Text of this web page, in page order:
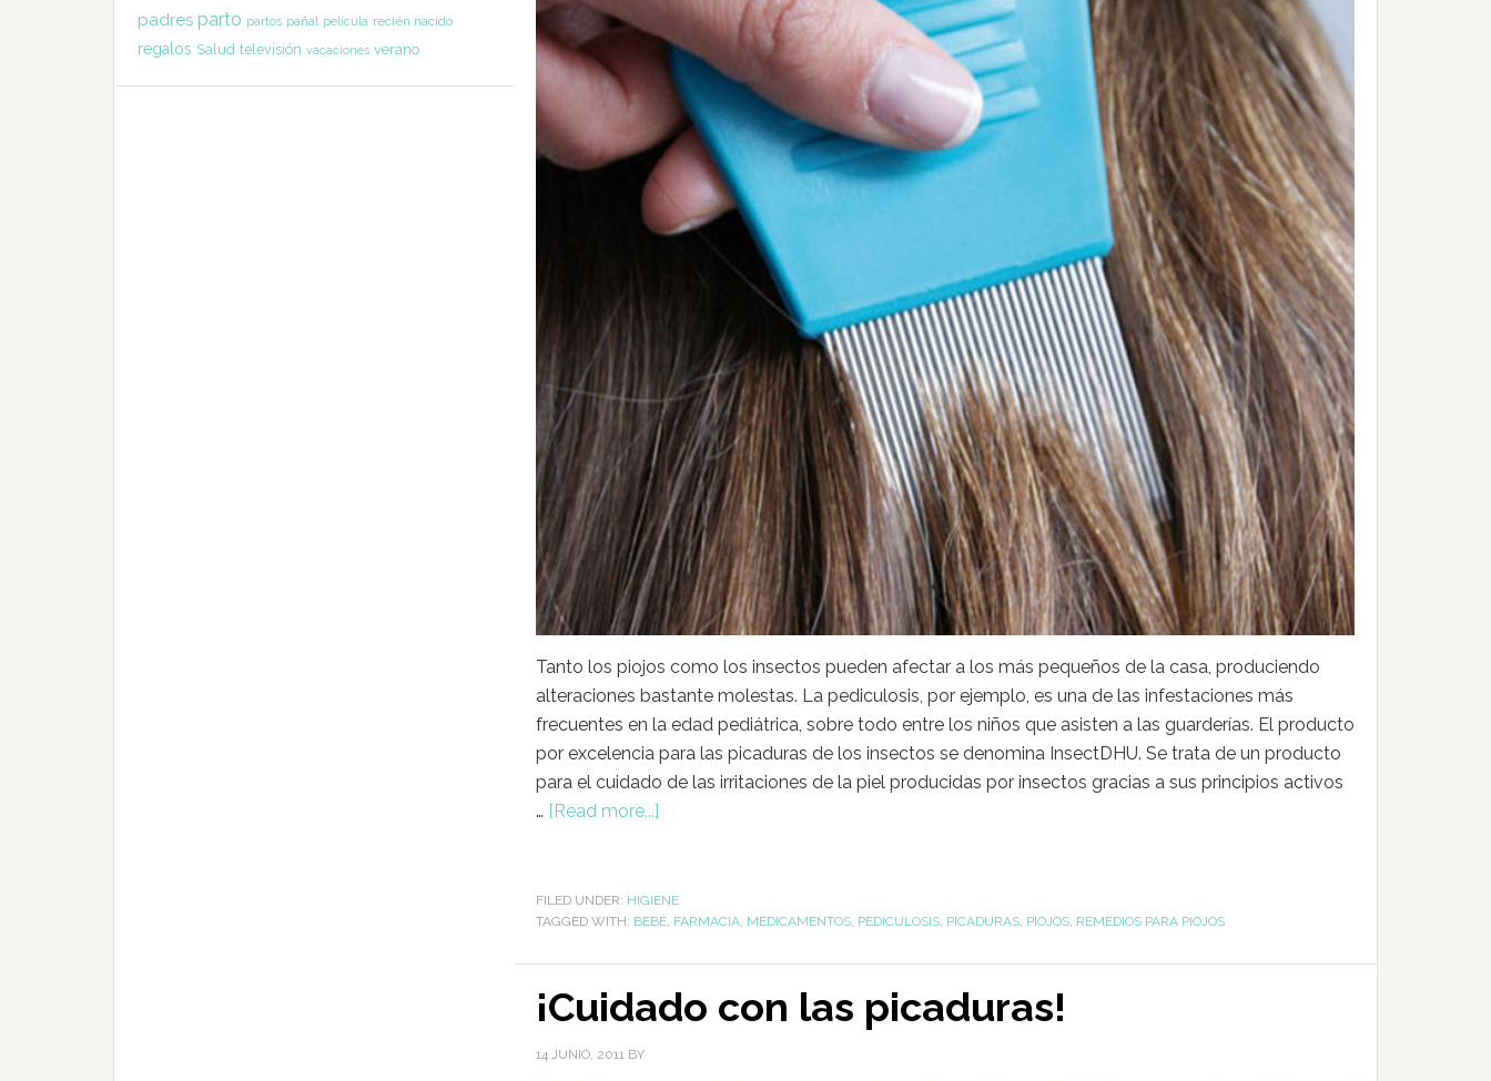
Tanto los piojos como los insectos pueden afectar a los más pequeños de la casa, produciendo
alteraciones bastante molestas. La pediculosis, por ejemplo, es una de las infestaciones más
frecuentes en la edad pediátrica, sobre todo entre los niños que asisten a las guarderías. El producto
por excelencia para las picaduras de los insectos se denomina InsectDHU. Se trata de un producto
para el cuidado de las irritaciones de la piel producidas por insectos gracias a sus principios activos
… [Read more...]
FILED UNDER: HIGIENE
TAGGED WITH: BEBÉ FARMACIA MEDICAMENTOS PEDICULOSIS PICADURAS PIOJOS REMEDIOS PARA PIOJOS
¡Cuidado con las picaduras!
14 JUNIO, 2011 BY
padres parto partos pañal película recién nacido
regalos Salud televisión vacaciones verano